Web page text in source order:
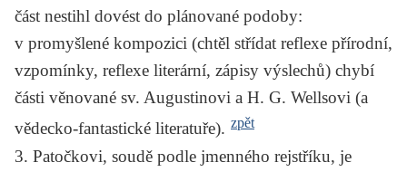
část nestihl dovést do plánované podoby:
v promyšlené kompozici (chtěl střídat reflexe přírodní,
vzpomínky, reflexe literární, zápisy výslechů) chybí
části věnované sv. Augustinovi a H. G. Wellsovi (a
vědecko-fantastické literatuře). zpět
3. Patočkovi, soudě podle jmenného rejstříku, je